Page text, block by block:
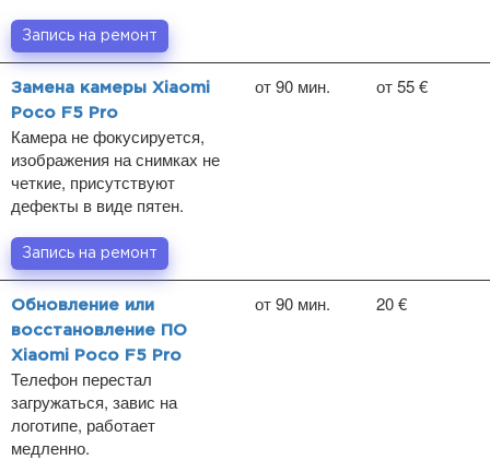
Запись на ремонт
Замена камеры Xiaomi
Poco F5 Pro
Камера не фокусируется,
изображения на снимках не
четкие, присутствуют
дефекты в виде пятен.
от 90 мин. от 55 €
Запись на ремонт
Обновление или
восстановление ПО
Xiaomi Poco F5 Pro
Телефон перестал
загружаться, завис на
логотипе, работает
медленно.
от 90 мин. 20 €